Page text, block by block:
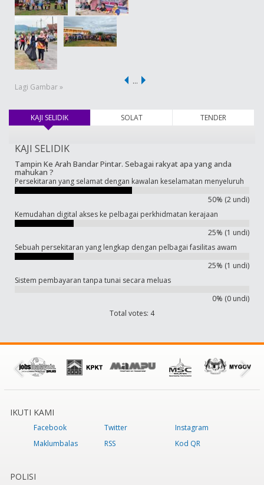
Lagi Gambar »
…
KAJI SELIDIK(tab aktif) SOLAT TENDER
KAJI SELIDIK
Tampin Ke Arah Bandar Pintar. Sebagai rakyat apa yang anda
mahukan ?
Persekitaran yang selamat dengan kawalan keselamatan menyeluruh
50% (2 undi)
Kemudahan digital akses ke pelbagai perkhidmatan kerajaan
25% (1 undi)
Sebuah persekitaran yang lengkap dengan pelbagai fasilitas awam
25% (1 undi)
Sistem pembayaran tanpa tunai secara meluas
0% (0 undi)
Total votes: 4
IKUTI KAMI
Facebook Twitter
Instagram
Maklumbalas
RSS Kod QR
POLISI